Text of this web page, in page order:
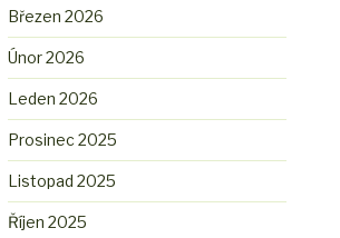
Březen 2026
Únor 2026
Leden 2026
Prosinec 2025
Listopad 2025
Říjen 2025